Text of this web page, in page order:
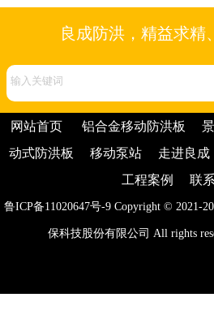
良成防洪，精益求精
网站首页 铝合金移动防洪板
动式防洪板
移动泵站 走进良成
工程案例
联
鲁ICP备11020647号-9Copyright © 2021-
保科技股份有限公司 All rights